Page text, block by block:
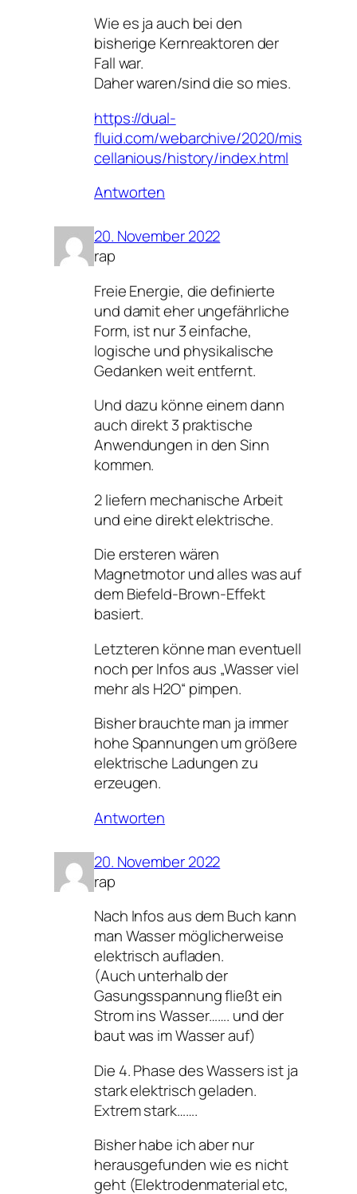
Wie es ja auch bei den
bisherige Kernreaktoren der
Fall war.
Daher waren/sind die so mies.
https://dual-
fluid.com/webarchive/2020/mis
cellanious/history/index.html
Antworten
20. November 2022
rap
Freie Energie, die definierte
und damit eher ungefährliche
Form, ist nur 3 einfache,
logische und physikalische
Gedanken weit entfernt.
Und dazu könne einem dann
auch direkt 3 praktische
Anwendungen in den Sinn
kommen.
2 liefern mechanische Arbeit
und eine direkt elektrische.
Die ersteren wären
Magnetmotor und alles was auf
dem Biefeld-Brown-Effekt
basiert.
Letzteren könne man eventuell
noch per Infos aus „Wasser viel
mehr als H2O“ pimpen.
Bisher brauchte man ja immer
hohe Spannungen um größere
elektrische Ladungen zu
erzeugen.
Antworten
20. November 2022
rap
Nach Infos aus dem Buch kann
man Wasser möglicherweise
elektrisch aufladen.
(Auch unterhalb der
Gasungsspannung fließt ein
Strom ins Wasser……. und der
baut was im Wasser auf)
Die 4. Phase des Wassers ist ja
stark elektrisch geladen.
Extrem stark…….
Bisher habe ich aber nur
herausgefunden wie es nicht
geht (Elektrodenmaterial etc,